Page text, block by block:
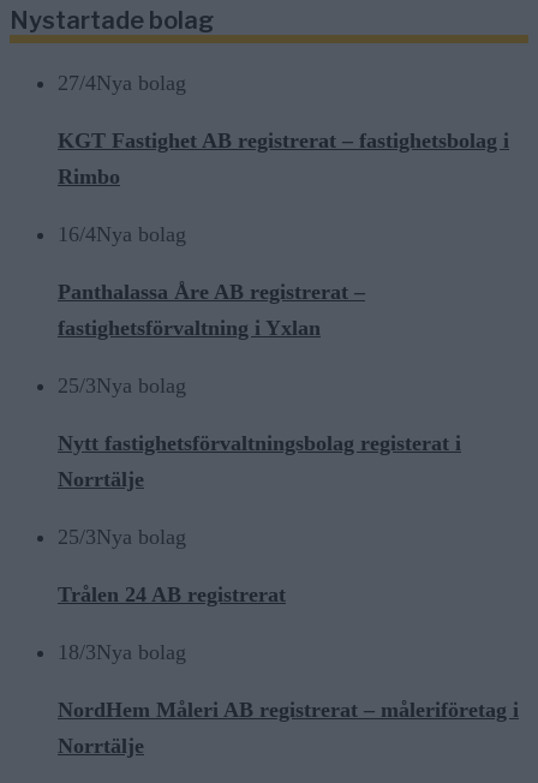
Nystartade bolag
27/4Nya bolag
KGT Fastighet AB registrerat – fastighetsbolag i
Rimbo
16/4Nya bolag
Panthalassa Åre AB registrerat –
fastighetsförvaltning i Yxlan
25/3Nya bolag
Nytt fastighetsförvaltningsbolag registerat i
Norrtälje
25/3Nya bolag
Trålen 24 AB registrerat
18/3Nya bolag
NordHem Måleri AB registrerat – måleriföretag i
Norrtälje